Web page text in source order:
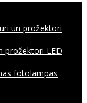
un prožektori
prožektori LED
fotolampas